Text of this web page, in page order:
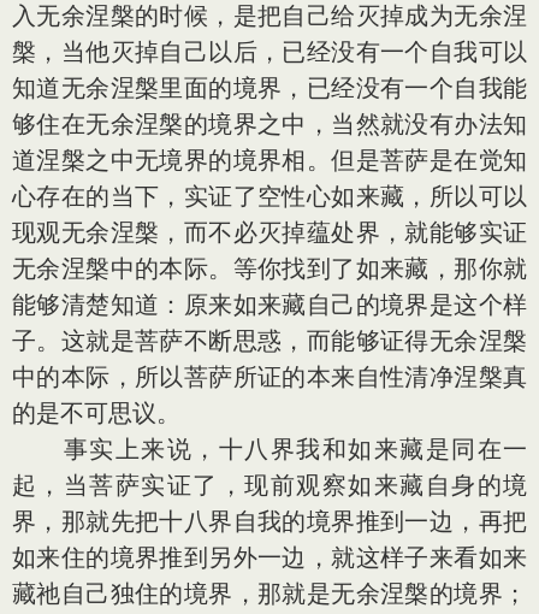
入无余涅槃的时候，是把自己给灭掉成为无余涅
槃，当他灭掉自己以后，已经没有一个自我可以
知道无余涅槃里面的境界，已经没有一个自我能
够住在无余涅槃的境界之中，当然就没有办法知
道涅槃之中无境界的境界相。但是菩萨是在觉知
心存在的当下，实证了空性心如来藏，所以可以
现观无余涅槃，而不必灭掉蕴处界，就能够实证
无余涅槃中的本际。等你找到了如来藏，那你就
能够清楚知道：原来如来藏自己的境界是这个样
子。这就是菩萨不断思惑，而能够证得无余涅槃
中的本际，所以菩萨所证的本来自性清净涅槃真
的是不可思议。
事实上来说，十八界我和如来藏是同在一
起，当菩萨实证了，现前观察如来藏自身的境
界，那就先把十八界自我的境界推到一边，再把
如来住的境界推到另外一边，就这样子来看如来
藏祂自己独住的境界，那就是无余涅槃的境界；